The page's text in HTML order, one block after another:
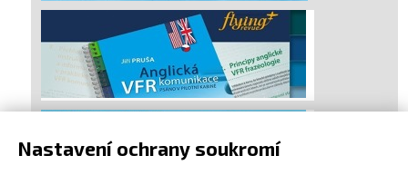
Nastavení ochrany soukromí